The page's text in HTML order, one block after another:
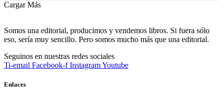
Cargar Más
Somos una editorial, producimos y vendemos libros. Si fuera sólo
eso, sería muy sencillo. Pero somos mucho más que una editorial.
Seguinos en nuestras redes sociales
Ti-email Facebook-f InstagramYoutube
Enlaces